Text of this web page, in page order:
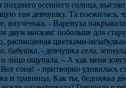
осеннего солнца,
там девчушку. Та поежилась,
внученька, - Варенуха
двум мискам: побольше для
расписанная цветками-
бабушка, - девчушка села,
лицо ощупала. – А как меня
соня! – притворно удивилась
и травница. Как ты, бедняжка